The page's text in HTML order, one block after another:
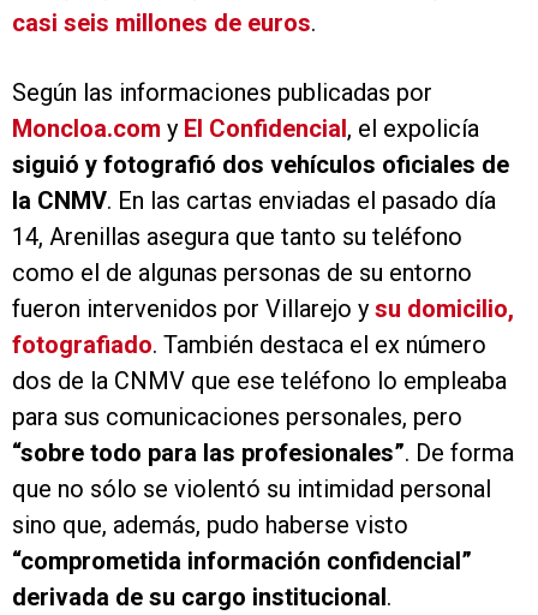
casi seis millones de euros.
Según las informaciones publicadas por
Moncloa.com y El Confidencial, el expolicía
siguió y fotografió dos vehículos oficiales de
la CNMV. En las cartas enviadas el pasado día
14, Arenillas asegura que tanto su teléfono
como el de algunas personas de su entorno
fueron intervenidos por Villarejo y su domicilio,
fotografiado. También destaca el ex número
dos de la CNMV que ese teléfono lo empleaba
para sus comunicaciones personales, pero
“sobre todo para las profesionales”. De forma
que no sólo se violentó su intimidad personal
sino que, además, pudo haberse visto
“comprometida información confidencial”
derivada de su cargo institucional.